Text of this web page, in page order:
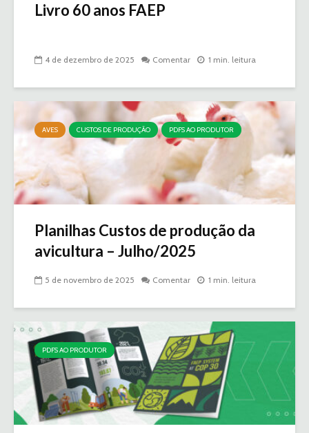
Livro 60 anos FAEP
4 de dezembro de 2025 Comentar 1 min. leitura
AVES CUSTOS DE PRODUÇÃO PDFS AO PRODUTOR
Planilhas Custos de produção da
avicultura – Julho/2025
5 de novembro de 2025 Comentar 1 min. leitura
PDFS AO PRODUTOR